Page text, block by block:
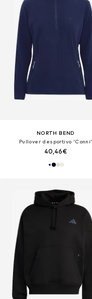
NORTH BEND
Pullover desportivo 'Conni'
40,46€